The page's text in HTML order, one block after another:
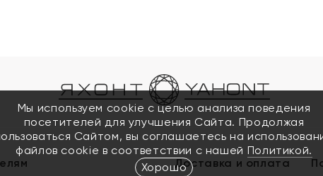
Доставка и оплата
Мы используем cookie с целью анализа поведения
посетителей для улучшения Сайта. Продолжая
Сайтом, вы соглашаетесь на
файлов cookie в соответствии с нашей Политикой.
Хорошо